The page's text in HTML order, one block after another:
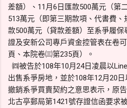
差額）、11月6日匯款500萬元（第
513萬元（即第三期款項、代書費
款500萬元（貸款差額）至系爭履
證及安新公司專戶資金控管表在卷
頁、本院卷㈢第235頁）。
㈣被告於108年10月24日凌晨以
出售系爭房地，並於108年12月20
撤銷系爭買賣契約之意思表示，原
北古亭郵局第1421號存證信函要求